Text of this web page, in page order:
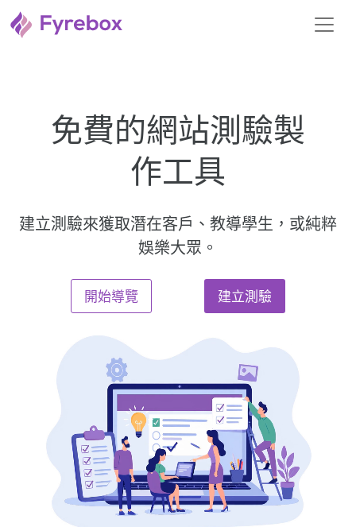
免費的網站測驗製
作工具
建立測驗來獲取潛在客戶、教導學生，或純粹
娛樂大眾。
開始導覽 建立測驗